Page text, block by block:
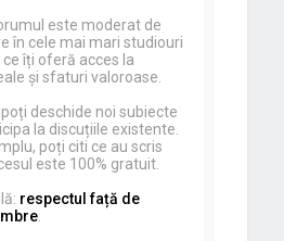
este moderat de
în cele mai mari studiouri
ce îți oferă acces la
și sfaturi valoroase.
deschide noi subiecte
la discuțiile existente.
poți citi ce au scris
este 100% gratuit.
respectul față de